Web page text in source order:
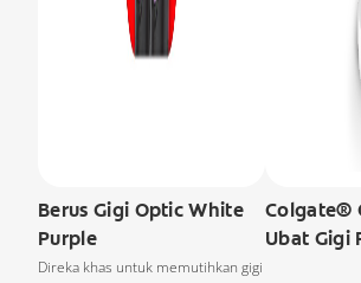
Berus Gigi Optic White
Purple
Direka khas untuk memutihkan gigi
Colgate®
Ubat Gigi